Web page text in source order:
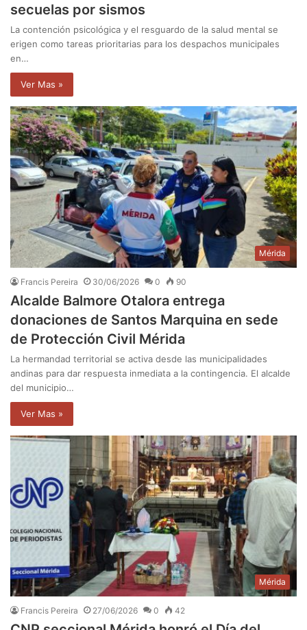
secuelas por sismos
La contención psicológica y el resguardo de la salud mental se
erigen como tareas prioritarias para los despachos municipales
en…
Ver Mas »
Mérida
Francis Pereira 30/06/2026 0 90
Alcalde Balmore Otalora entrega
donaciones de Santos Marquina en sede
de Protección Civil Mérida
La hermandad territorial se activa desde las municipalidades
andinas para dar respuesta inmediata a la contingencia. El alcalde
del municipio…
Ver Mas »
Mérida
Francis Pereira 27/06/2026 0 42